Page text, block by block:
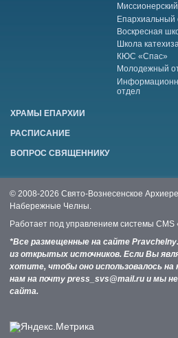
Епархиальный
Воскресная
Школа
КЮС «Спас»
Молодежный
отдел
ХРАМЫ ЕПАРХИИ
РАСПИСАНИЕ
ВОПРОС СВЯЩЕННИКУ
© 2008-2026 Свято-Вознесенское
Набережные Челны.
Работает под управлением системы CMS
*Все размещенные на сайте
из открытых источников. Если Вы
хотите, чтобы оно использовалось
нам на почту press_svs@mail.ru и мы
сайта.